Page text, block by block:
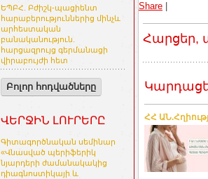
ԵՊԲՀ. Բժիշկ-պացիենտ
հարաբերություններից մինչև
արհեստական
բանականություն.
հարցազրույց գերմանացի
վիրաբույժի հետ
Բոլոր հոդվածները
ՎԵՐՋԻՆ ԼՈՒՐԵՐԸ
Գիտագործնական սեմինար
«Վնասված պերիֆերիկ
նյարդերի ժամանակակից
դիագնոստիկայի և
Share
Հարցեր,
ՀՀ